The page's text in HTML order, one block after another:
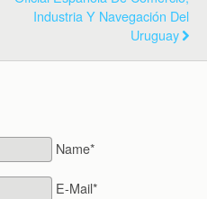
Industria Y Navegación Del
Uruguay
Name*
E-Mail*